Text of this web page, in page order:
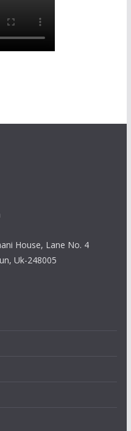
House, Lane No. 4
Uk-248005